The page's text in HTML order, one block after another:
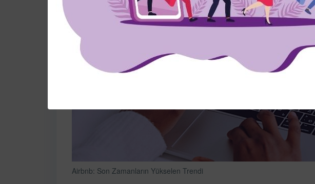
Airbnb: Son Zamanların Yükselen Trendi